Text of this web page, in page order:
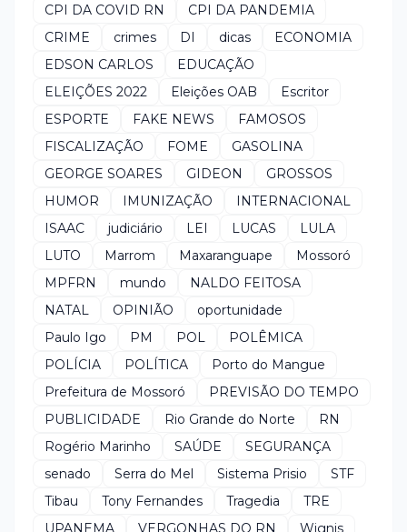
CPI DA COVID RN
CPI DA PANDEMIA
CRIME
crimes DI dicas
ECONOMIA
EDSON CARLOS
EDUCAÇÃO
ELEIÇÕES 2022
Eleições OAB
Escritor
ESPORTE
FAKE NEWS
FAMOSOS
FISCALIZAÇÃO
FOME
GASOLINA
GEORGE SOARES
GIDEON
GROSSOS
HUMOR
IMUNIZAÇÃO
INTERNACIONAL
ISAAC
judiciário LEI LUCAS
LULA
LUTO
Marrom Maxaranguape
Mossoró
MPFRN
mundo
NALDO FEITOSA
NATAL
OPINIÃO
oportunidade
Paulo Igo
PM POL
POLÊMICA
POLÍCIA
POLÍTICA
Porto do Mangue
Prefeitura de Mossoró
PREVISÃO DO TEMPO
PUBLICIDADE
Rio Grande do Norte
RN
Rogério Marinho
SAÚDE
SEGURANÇA
senado
Serra do Mel Sistema Prisio
STF
Tibau
Tony Fernandes Tragedia
TRE
UPANEMA
VERGONHAS DO RN Wignis